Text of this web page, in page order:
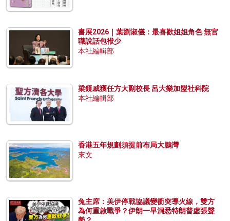
書展2026｜葉劉淑儀：最喜歡姐姐角色 無官
職說話包袱少
本社編輯部
梁鏡威獲任方大副校長 呂大樂加盟社科院
本社編輯部
香港五年規劃須提前布局大鵬灣
來文
兔主席：美伊停戰協議變衝突導火線，雙方
為何重啟戰爭？伊朗一早洞悉特朗普虛張聲